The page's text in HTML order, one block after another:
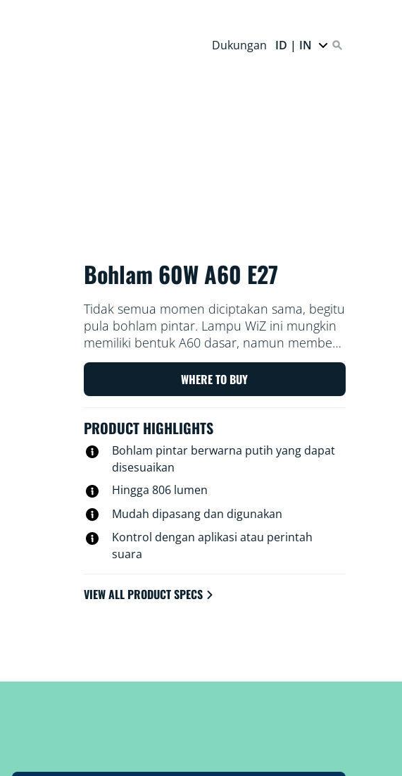
Dukungan ID | IN
Bohlam 60W A60 E27
Tidak semua momen diciptakan sama, begitu
pula bohlam pintar. Lampu WiZ ini mungkin
memiliki bentuk A60 dasar, namun memberi
Anda sesuatu yang benar-benar istimewa:
lampu LED putih yang dapat disesuaikan
untuk semua kebutuhan dan suasana hati
perlu fokus, atau cahaya nyaman saat Anda
ingin bersantai—apa pun yang cocok untuk
Anda guna menjalani kehidupan terbaik dan
dapat dikontrol menggunakan aplikasi WiZ,
remote WiZ, atau suara Anda.
WHERE TO BUY
PRODUCT HIGHLIGHTS
Bohlam pintar berwarna putih yang dapat
disesuaikan
Hingga 806 lumen
Mudah dipasang dan digunakan
Kontrol dengan aplikasi atau perintah
suara
VIEW ALL PRODUCT SPECS